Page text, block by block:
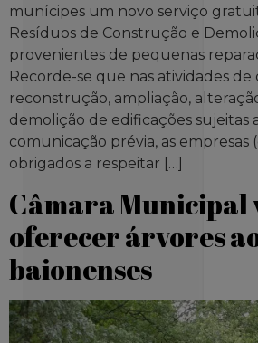
munícipes um novo serviço
Resíduos de Construção e
provenientes de pequenas
Recorde-se que nas atividades
reconstrução, ampliação,
demolição de edificações sujeitas
comunicação prévia, as empresas
obrigados a respeitar […]
Câmara Municipal
oferecer árvores
baionenses